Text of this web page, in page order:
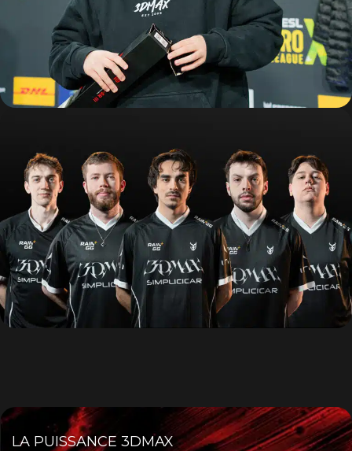
Découvrir
Boutique
Boutique
LA PUISSANCE 3DMAX